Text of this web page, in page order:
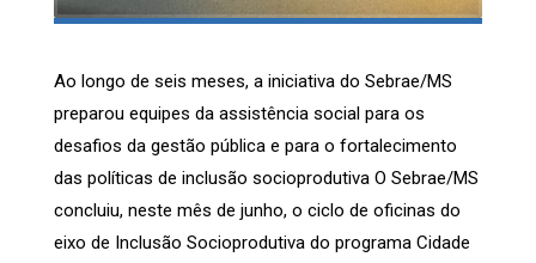
Ao longo de seis meses, a iniciativa do Sebrae/MS
preparou equipes da assistência social para os
desafios da gestão pública e para o fortalecimento
das políticas de inclusão socioprodutiva O Sebrae/MS
concluiu, neste mês de junho, o ciclo de oficinas do
eixo de Inclusão Socioprodutiva do programa Cidade